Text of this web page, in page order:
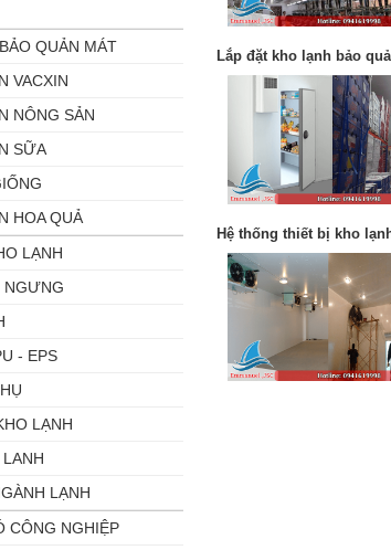
QUẢN MÁT
VACXIN
NÔNG SẢN
SỮA
HOA QUẢ
LẠNH
NGƯNG
- EPS
LẠNH
LẠNH
CÔNG NGHIỆP
Lắp đặt kho lạnh bảo
Hệ thống thiết bị kho